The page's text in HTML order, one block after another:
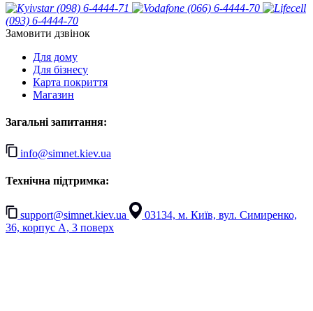
(098) 6-4444-71
(066) 6-4444-70
(093) 6-4444-70
Замовити дзвінок
Для дому
Для бізнесу
Карта покриття
Магазин
Загальні запитання:
info@simnet.kiev.ua
Технічна підтримка:
support@simnet.kiev.ua
03134, м. Київ, вул. Симиренко,
36, корпус А, 3 поверх